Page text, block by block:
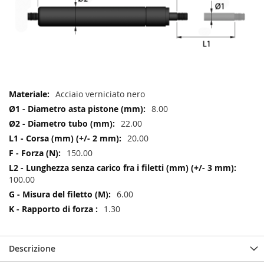
Maggiori
Informazioni
Acciaio verniciato nero
8.00
22.00
20.00
150.00
100.00
6.00
1.30
Descrizione